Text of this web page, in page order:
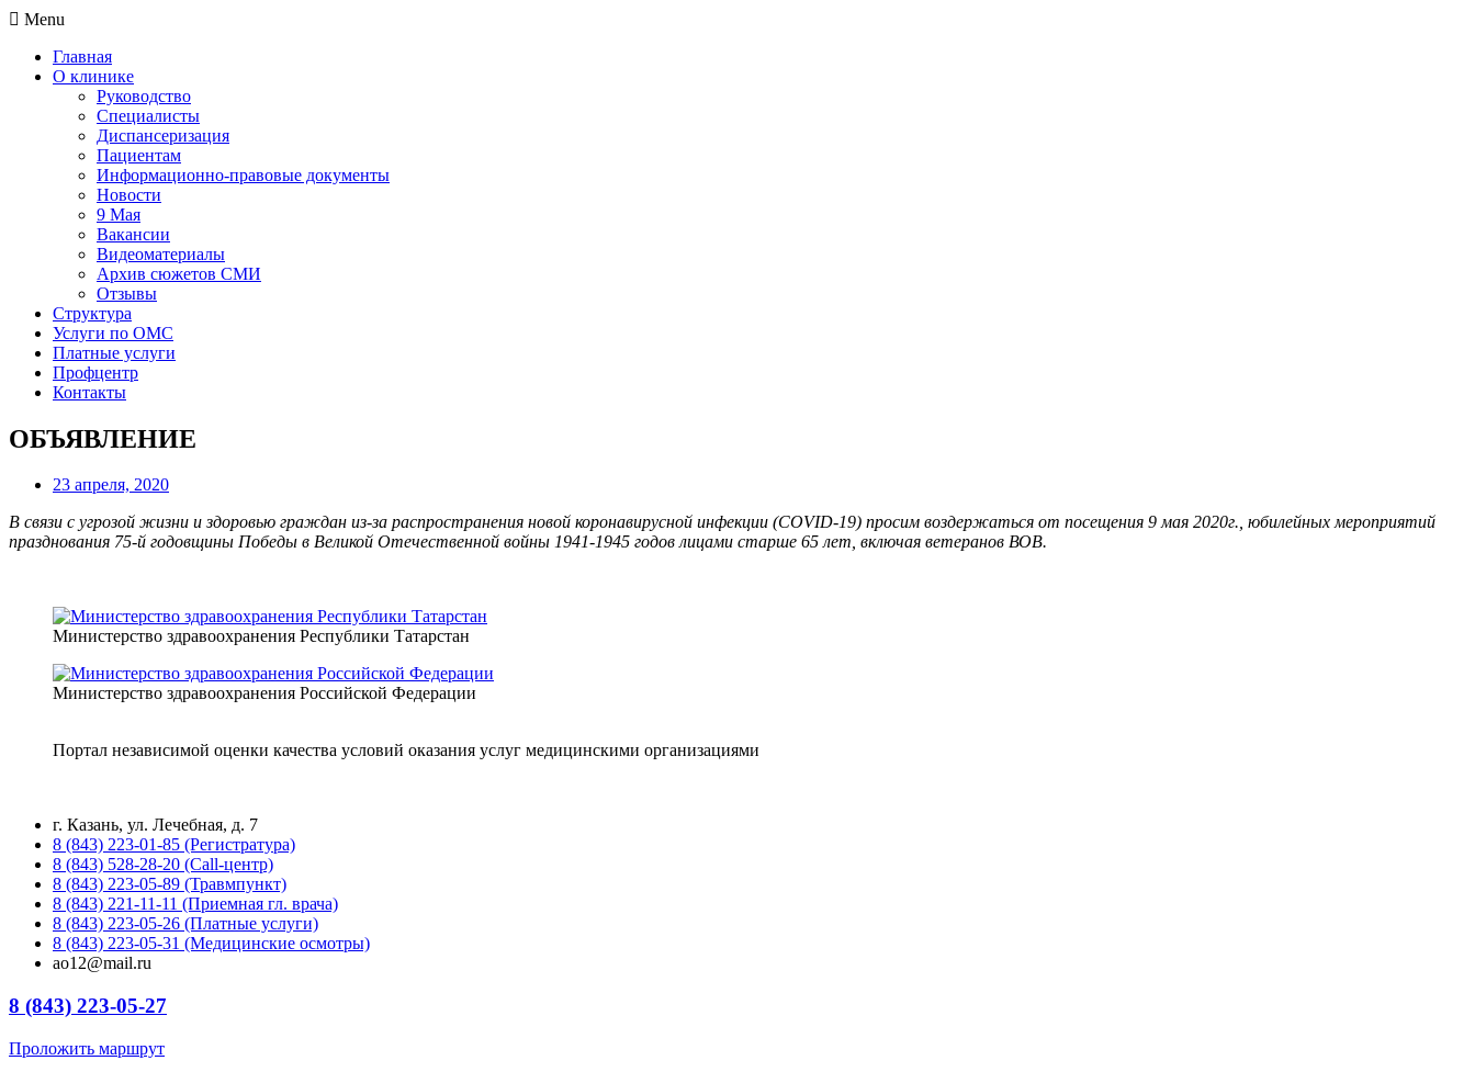
Menu
Главная
О клинике
Руководство
Специалисты
Диспансеризация
Пациентам
Информационно-правовые документы
Новости
9 Мая
Вакансии
Видеоматериалы
Архив сюжетов СМИ
Отзывы
Структура
Услуги по ОМС
Платные услуги
Профцентр
Контакты
ОБЪЯВЛЕНИЕ
23 апреля, 2020
В связи с угрозой жизни и здоровью граждан из-за распространения новой коронавирусной инфекции (COVID-19) просим воздержаться от посещения 9 мая 2020г., юбилейных мероприятий
празднования 75-й годовщины Победы в Великой Отечественной войны 1941-1945 годов лицами старше 65 лет, включая ветеранов ВОВ.
Министерство здравоохранения Республики Татарстан
Министерство здравоохранения Российской Федерации
Портал независимой оценки качества условий оказания услуг медицинскими организациями
г. Казань, ул. Лечебная, д. 7
8 (843) 223-01-85 (Регистратура)
8 (843) 528-28-20 (Call-центр)
8 (843) 223-05-89 (Травмпункт)
8 (843) 221-11-11 (Приемная гл. врача)
8 (843) 223-05-26 (Платные услуги)
8 (843) 223-05-31 (Медицинские осмотры)
ao12@mail.ru
8 (843) 223-05-27
Проложить маршрут